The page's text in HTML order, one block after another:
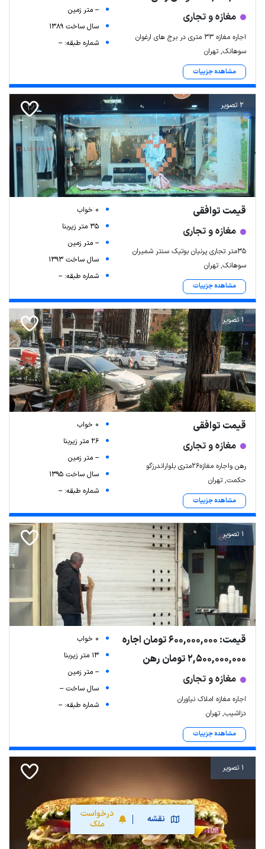
نقشه
درخواست
ملک
مغازه و تجاری
اجاره مغازه ۳۳ متری در برج های ارغوان
سوهانک, تهران
مشاهده جزییات
-- متر زمین
سال ساخت 1389
شماره طبقه: --
2 تصویر
قیمت توافقی
مغازه و تجاری
۳۵متر تجاری پرنیان بوتیک سنتر شمیران
سوهانک, تهران
مشاهده جزییات
0 خواب
35 متر زیربنا
-- متر زمین
سال ساخت 1393
شماره طبقه: --
1 تصویر
قیمت توافقی
مغازه و تجاری
رهن واجاره مغازه۲۶متری بلواراندرزگو
حکمت, تهران
مشاهده جزییات
0 خواب
26 متر زیربنا
-- متر زمین
سال ساخت 1395
شماره طبقه: --
1 تصویر
قیمت: 600,000,000 تومان اجاره
2,500,000,000 تومان رهن
مغازه و تجاری
اجاره مغازه املاک نیاوران
دزاشیب, تهران
مشاهده جزییات
0 خواب
13 متر زیربنا
-- متر زمین
سال ساخت --
شماره طبقه: --
1 تصویر